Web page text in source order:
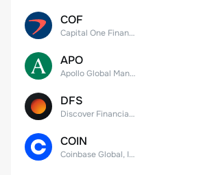
COF
Capital One Financial
APO
Apollo Global Management, Inc.
DFS
Discover Financial Services
COIN
Coinbase Global, Inc. Class A Common Stock